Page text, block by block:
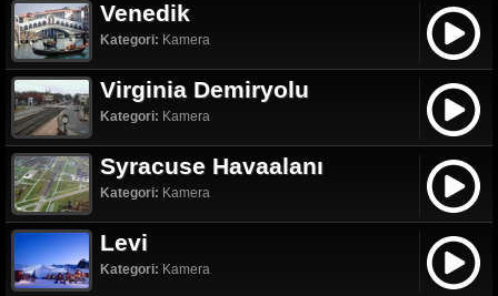
Venedik
Kategori: Kamera
Virginia Demiryolu
Kategori: Kamera
Syracuse Havaalanı
Kategori: Kamera
Levi
Kategori: Kamera